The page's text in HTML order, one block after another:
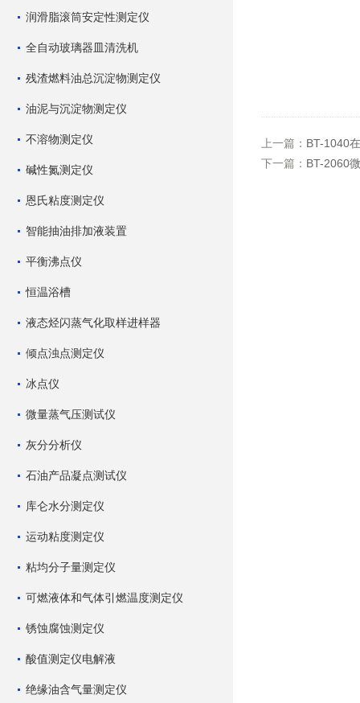
润滑脂滚筒安定性测定仪
全自动玻璃器皿清洗机
残渣燃料油总沉淀物测定仪
油泥与沉淀物测定仪
不溶物测定仪
碱性氮测定仪
恩氏粘度测定仪
智能抽油排加液装置
平衡沸点仪
恒温浴槽
液态烃闪蒸气化取样进样器
倾点浊点测定仪
冰点仪
微量蒸气压测试仪
灰分分析仪
石油产品凝点测试仪
库仑水分测定仪
运动粘度测定仪
粘均分子量测定仪
可燃液体和气体引燃温度测定仪
锈蚀腐蚀测定仪
酸值测定仪电解液
绝缘油含气量测定仪
上一篇： BT-1040
下一篇： BT-2060